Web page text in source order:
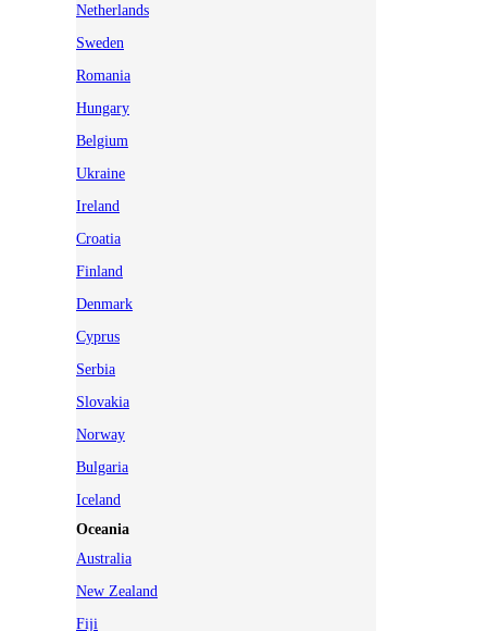
Netherlands
Sweden
Romania
Hungary
Belgium
Ukraine
Ireland
Croatia
Finland
Denmark
Cyprus
Serbia
Slovakia
Norway
Bulgaria
Iceland
Oceania
Australia
New Zealand
Fiji